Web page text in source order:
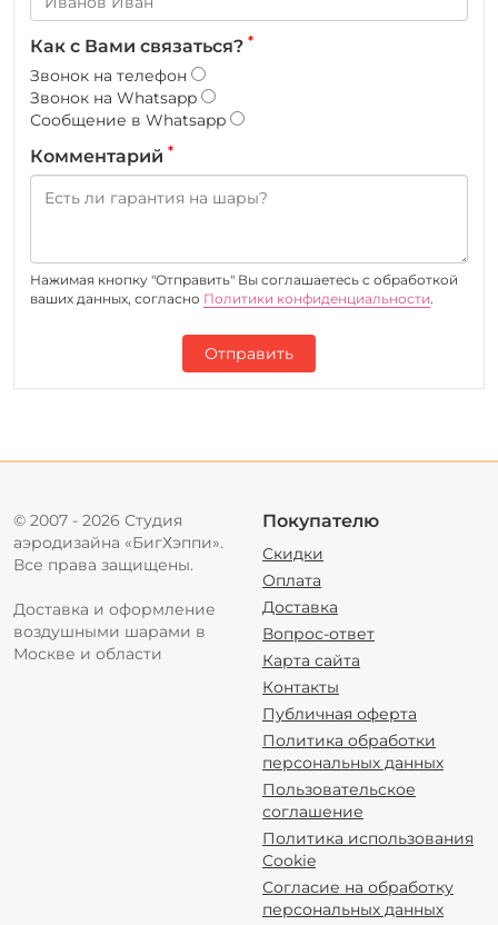
Как с Вами связаться? *
Звонок на телефон
Звонок на Whatsapp
Сообщение в Whatsapp
Комментарий *
Нажимая кнопку "Отправить" Вы соглашаетесь c обработкой
ваших данных, согласно Политики конфиденциальности.
Отправить
© 2007 - 2026 Студия
аэродизайна «БигХэппи».
Все права защищены.
Доставка и оформление
воздушными шарами в
Москве и области
Покупателю
Скидки
Оплата
Доставка
Вопрос-ответ
Карта сайта
Контакты
Публичная оферта
Политика обработки
персональных данных
Пользовательское
соглашение
Политика использования
Cookie
Согласие на обработку
персональных данных